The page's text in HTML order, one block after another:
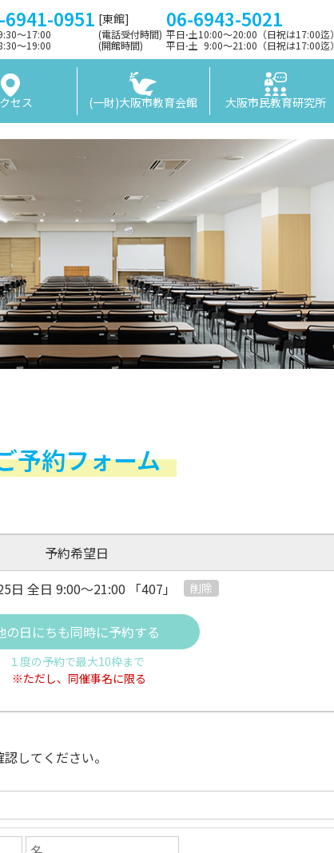
6941-0951
〜17:00
〜19:00
[東館] 06-6943-5021
(電話受付時間) 平日⋅土10:00～20:00（日祝は17:00迄）
(開館時間)
平日⋅土 9:00〜21:00（日祝は17:00迄）
セス (一財)大阪市教育会館 大阪市民教育研究所
予約フォーム
予約希望日
日 全日 9:00～21:00 「407」 削除
の日にちも同時に予約する
１度の予約で最大10枠まで
※ただし、同催事名に限る
してください。